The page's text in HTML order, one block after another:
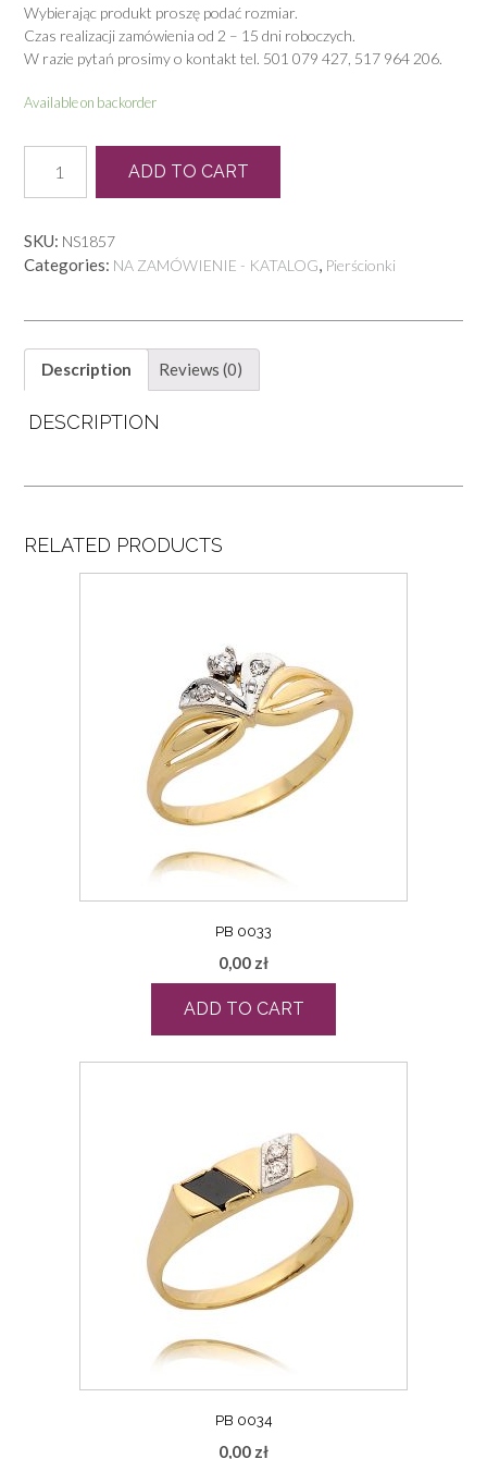
Wybierając produkt proszę podać rozmiar.
Czas realizacji zamówienia od 2 – 15 dni roboczych.
W razie pytań prosimy o kontakt tel. 501 079 427, 517 964 206.
Available on backorder
0054
quantity
ADD TO CART
SKU: NS1857
Categories: NA ZAMÓWIENIE - KATALOG, Pierścionki
Description Reviews (0)
DESCRIPTION
RELATED PRODUCTS
PB 0033
0,00 zł
ADD TO CART
PB 0034
0,00 zł